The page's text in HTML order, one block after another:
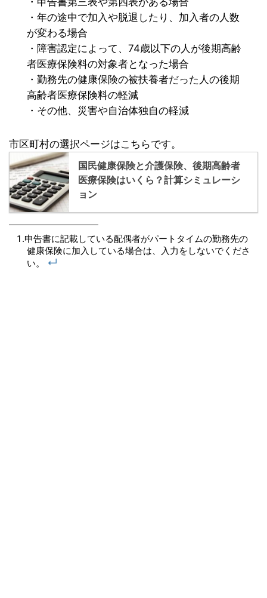
・年の途中で加入や脱退したり、加入者の人数
が変わる場合
・障害認定によって、74歳以下の人が後期高齢
者医療保険料の対象者となった場合
・勤務先の健康保険の被扶養者だった人の後期
高齢者医療保険料の軽減
・その他、災害や自治体独自の軽減
市区町村の選択ページはこちらです。
国民健康保険と介護保険、後期高齢者
医療保険はいくら？計算シミュレーシ
ョン
申告書に記載している配偶者がパートタイムの勤務先の
健康保険に加入している場合は、入力をしないでくださ
い。
↵